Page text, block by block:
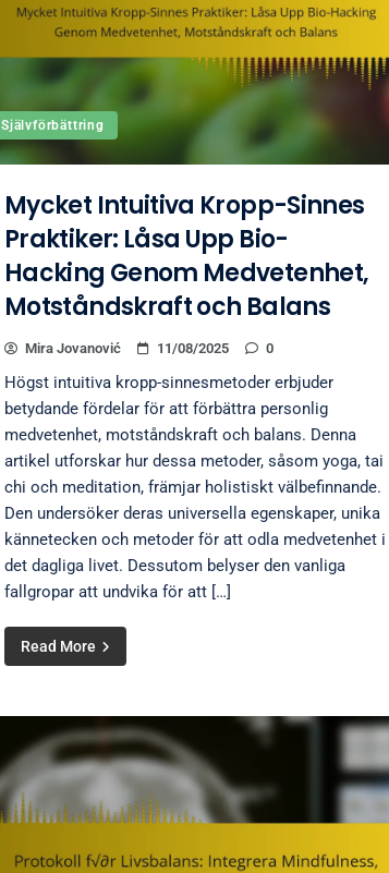
Självförbättring
Mycket Intuitiva Kropp-Sinnes
Praktiker: Låsa Upp Bio-
Hacking Genom Medvetenhet,
Motståndskraft och Balans
Mira Jovanović 11/08/2025 0
Högst intuitiva kropp-sinnesmetoder erbjuder
betydande fördelar för att förbättra personlig
medvetenhet, motståndskraft och balans. Denna
artikel utforskar hur dessa metoder, såsom yoga, tai
chi och meditation, främjar holistiskt välbefinnande.
Den undersöker deras universella egenskaper, unika
kännetecken och metoder för att odla medvetenhet i
det dagliga livet. Dessutom belyser den vanliga
fallgropar att undvika för att […]
Read More